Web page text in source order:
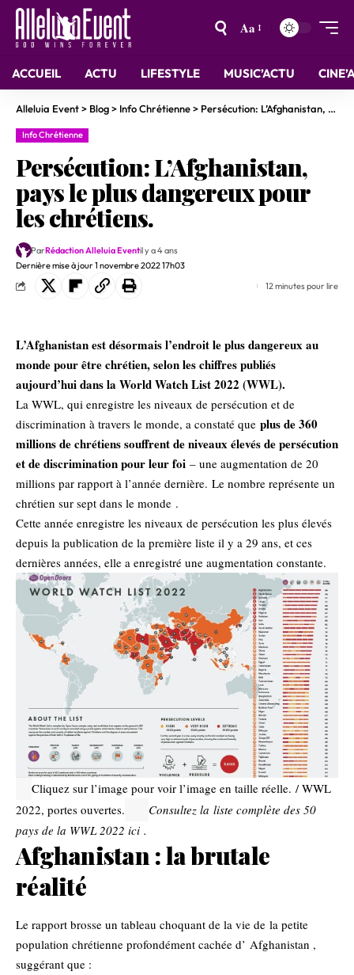
Aa
ACCUEIL ACTU LIFESTYLE MUSIC’ACTU
Alleluia Event> Blog> Info Chrétienne> Persécution: L’Afghanistan, pays le plus dangereux pour les chrétiens.
Info Chrétienne
Persécution: L’Afghanistan,
pays le plus dangereux pour
les chrétiens.
Dernière mise à jour 1 novembre 2022 17h03
ParRédaction Alleluia Eventil y a 4 ans
12 minutes pour lire
L’Afghanistan est désormais l’endroit le plus dangereux au
monde pour être chrétien, selon les chiffres publiés
aujourd’hui dans la World Watch List 2022 (WWL).
La WWL, qui enregistre les niveaux de persécution et de
discrimination à travers le monde, a constaté que plus de 360 ​​
millions de chrétiens souffrent de niveaux élevés de persécution
et de discrimination pour leur foi – une augmentation de 20
millions par rapport à l’année dernière. Le nombre représente un
chrétien sur sept dans le monde .
Cette année enregistre les niveaux de persécution les plus élevés
depuis la publication de la première liste il y a 29 ans, et ces
dernières années, elle a enregistré une augmentation constante.
Cliquez sur l’image pour voir l’image en taille réelle. / WWL
2022, portes ouvertes.
Consultez la liste complète des 50
pays de la WWL 2022 ici .
Afghanistan : la brutale
réalité
Le rapport brosse un tableau choquant de la vie de la petite
population chrétienne profondément cachée d’ Afghanistan ,
suggérant que :